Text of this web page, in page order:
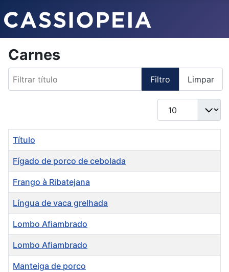
Carnes
Filtrar título
Filtro Limpar
Qtd. a exibir
Título
Fígado de porco de cebolada
Frango à Ribatejana
Língua de vaca grelhada
Lombo Afiambrado
Lombo Afiambrado
Manteiga de porco